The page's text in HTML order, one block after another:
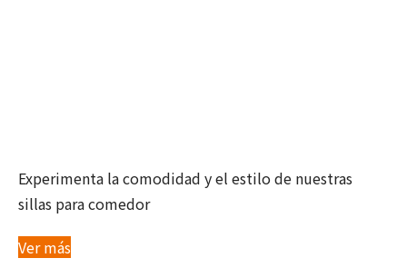
Experimenta la comodidad y el estilo de nuestras
sillas para comedor
Ver más